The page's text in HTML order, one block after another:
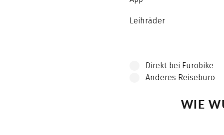
Leihräder
Direkt bei Eurobike
Anderes Reisebüro
WIE